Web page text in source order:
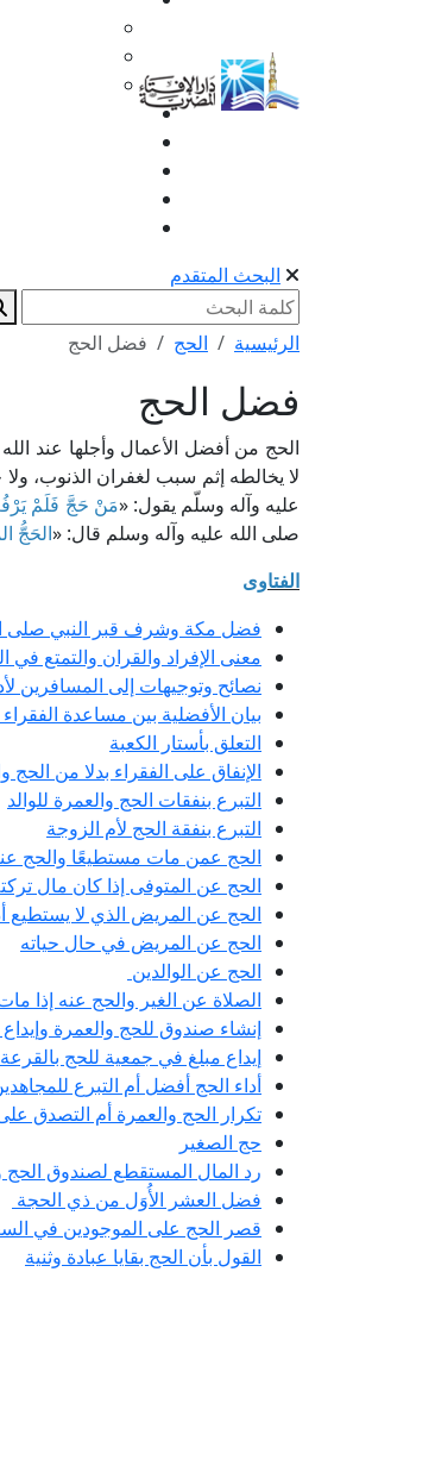
البحث المتقدم
الرئيسية الحج فضل الحج
فضل الحج
الحج من أفضل الأعمال وأجلها عند
لا يخالطه إثم سبب لغفران الذنوب،
عليه وآله وسلّم يقول: «مَنْ حَجَّ فَلَمْ
صلى الله عليه وآله وسلم قال: «الحَجُّ
الفتاوى
فضل مكة وشرف قبر النبي صلى
معنى الإفراد والقران والتمتع في
نصائح وتوجيهات إلى المسافرين
بيان الأفضلية بين مساعدة
التعلق بأستار الكعبة
الإنفاق على الفقراء بدلا من الحج
التبرع بنفقات الحج والعمرة للوالد
التبرع بنفقة الحج لأم الزوجة
الحج عمن مات مستطيعًا والحج
الحج عن المتوفى إذا كان مال
الحج عن المريض الذي لا يستطيع
الحج عن المريض في حال حياته
الحج عن الوالدين
الصلاة عن الغير والحج عنه إذا
إنشاء صندوق للحج والعمرة وإيداع
إيداع مبلغ في جمعية للحج بالقرعة
أداء الحج أفضل أم التبرع
تكرار الحج والعمرة أم التصدق
حج الصغير
رد المال المستقطع لصندوق الحج
فضل العشر الأُوَل من ذي الحجة
قصر الحج على الموجودين في
القول بأن الحج بقايا عبادة وثنية